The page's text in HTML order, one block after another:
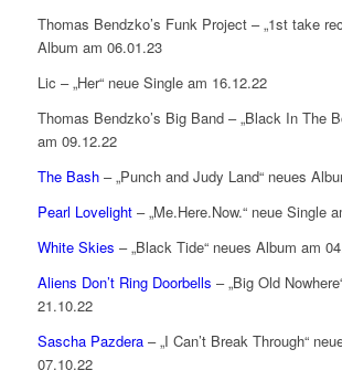
Thomas Bendzko’s Funk Project – „1st take
Album am 06.01.23
Lic – „Her“ neue Single am 16.12.22
Thomas Bendzko’s Big Band – „Black In The
am 09.12.22
The Bash– „Punch and Judy Land“ neues
Pearl Lovelight– „Me.Here.Now.“ neue Single
White Skies – „Black Tide“ neues Album am
Aliens Don’t Ring Doorbells – „Big Old
21.10.22
Sascha Pazdera– „I Can’t Break Through“
07.10.22